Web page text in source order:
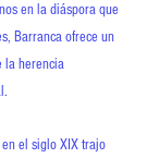
en la diáspora que
Barranca ofrece un
la herencia
.
el siglo XIX trajo